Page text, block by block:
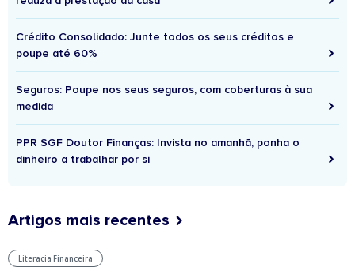
Crédito Consolidado: Junte todos os seus créditos e
poupe até 60%
Seguros: Poupe nos seus seguros, com coberturas à sua
medida
PPR SGF Doutor Finanças: Invista no amanhã, ponha o
dinheiro a trabalhar por si
Artigos mais recentes
Literacia Financeira